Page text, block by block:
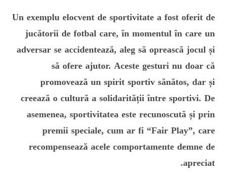
Un exemplu elocvent de sportivitate a fost oferit de
jucătorii de fotbal care, în momentul în care un
adversar se accidentează, aleg să oprească jocul și
să ofere ajutor. Aceste gesturi nu doar că
promovează un spirit sportiv sănătos, dar și
creează o cultură a solidarității între sportivi. De
asemenea, sportivitatea este recunoscută și prin
premii speciale, cum ar fi “Fair Play”, care
recompensează acele comportamente demne de
apreciat.